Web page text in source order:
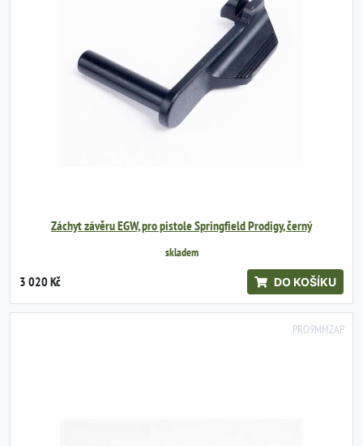
Záchyt závěru EGW, pro pistole Springfield Prodigy, černý
skladem
3 020 Kč DO KOŠÍKU
PRO9MMZAP